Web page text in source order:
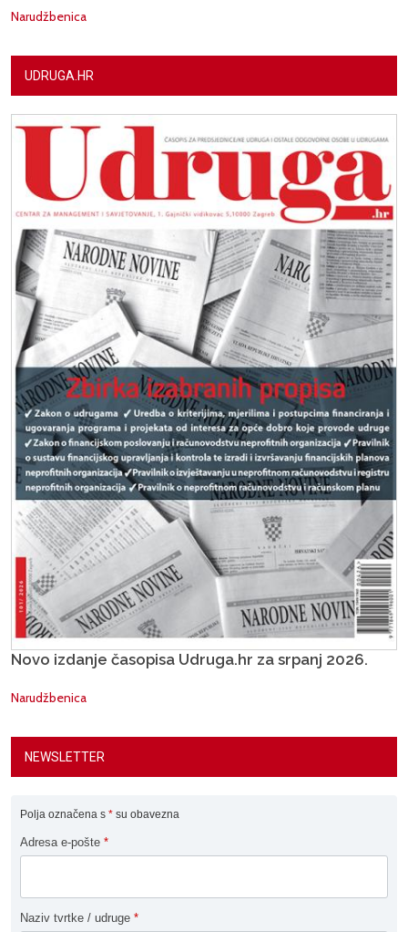
Narudžbenica
UDRUGA.HR
Novo izdanje časopisa Udruga.hr za srpanj 2026.
Narudžbenica
NEWSLETTER
Polja označena s * su obavezna
Adresa e-pošte *
Naziv tvrtke / udruge *